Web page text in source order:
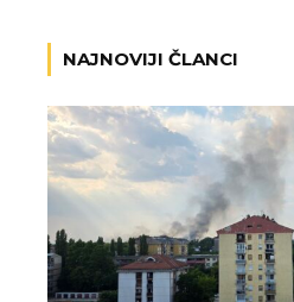
NAJNOVIJI ČLANCI